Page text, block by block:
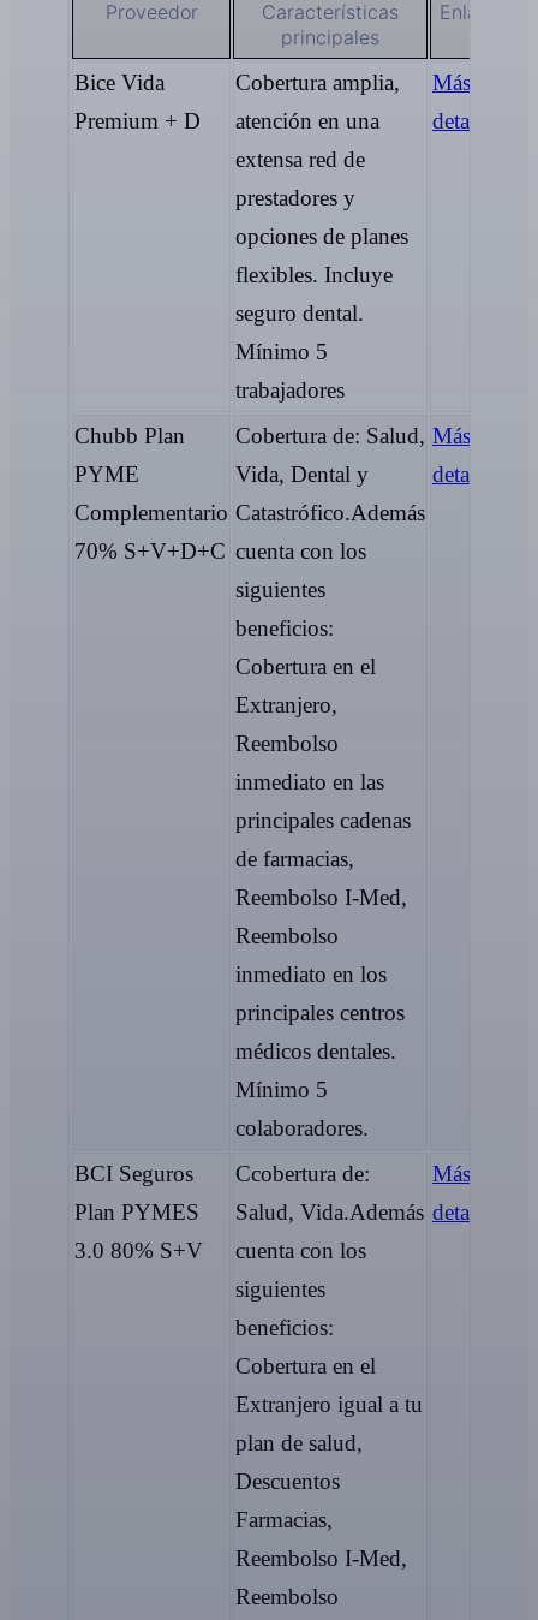
Proveedor
Características
principales
Enlace
Bice Vida
Premium + D
Cobertura amplia,
atención en una
extensa red de
prestadores y
opciones de planes
flexibles. Incluye
seguro dental.
Mínimo 5
trabajadores
Más
detalles
Chubb Plan
PYME
Complementario
70% S+V+D+C
Cobertura de: Salud,
Vida, Dental y
Catastrófico.Además
cuenta con los
siguientes
beneficios:
Cobertura en el
Extranjero,
Reembolso
inmediato en las
principales cadenas
de farmacias,
Reembolso I-Med,
Reembolso
inmediato en los
principales centros
médicos dentales.
Mínimo 5
colaboradores.
Más
detalles
BCI Seguros
Plan PYMES
3.0 80% S+V
Ccobertura de:
Salud, Vida.Además
cuenta con los
siguientes
beneficios:
Cobertura en el
Extranjero igual a tu
plan de salud,
Descuentos
Farmacias,
Reembolso I-Med,
Reembolso
Más
detalles